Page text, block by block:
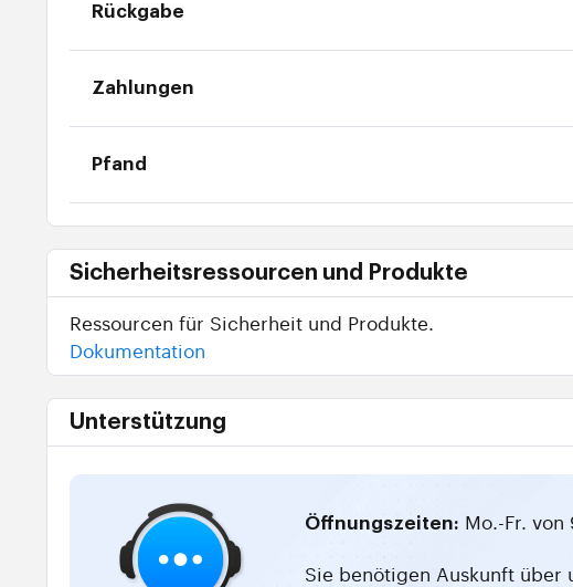
Rückgabe
Zahlungen
Pfand
Sicherheitsressourcen und Produkte
Ressourcen für Sicherheit und Produkte.
Dokumentation
Unterstützung
Öffnungszeiten: Mo.-Fr. von
Sie benötigen Auskunft über